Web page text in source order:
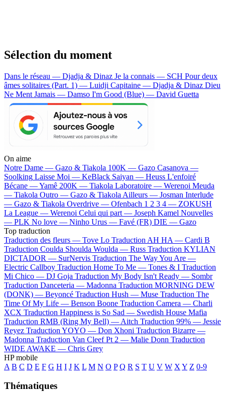
Sélection du moment
Dans le réseau — Djadja & Dinaz Je la connais — SCH Pour deux
âmes solitaires (Part. 1) — Luidji Capitaine — Djadja & Dinaz Dieu
Ne Ment Jamais — Damso I'm Good (Blue) — David Guetta
On aime
Notre Dame — Gazo & Tiakola 100K — Gazo Casanova —
Soolking Laisse Moi — KeBlack Saiyan — Heuss L'enfoiré
Bécane —Yamê 200K — Tiakola Laboratoire — Werenoi Meuda
— Tiakola Outro — Gazo & Tiakola Ailleurs — Josman Interlude
— Gazo & Tiakola Overdrive — Ofenbach 1 2 3 4 — ZOKUSH
La League — Werenoi Celui qui part — Joseph Kamel Nouvelles
— PLK No love — Ninho Urus — Favé (FR) DIE — Gazo
Top traduction
Traduction des fleurs — Tove Lo Traduction AH HA — Cardi B
Traduction Coulda Shoulda Woulda — Russ Traduction KYLIAN
DICTADOR — SurNervis Traduction The Way You Are —
Electric Callboy Traduction Home To Me — Tones & I Traduction
Mi Chico — DJ Goja Traduction My Body Isn't Ready — Sombr
Traduction Danceteria — Madonna Traduction MORNING DEW
(DONK) — Beyoncé Traduction Hush — Muse Traduction The
Time Of My Life — Benson Boone Traduction Camera — Charli
XCX Traduction Happiness is So Sad — Swedish House Mafia
Traduction RMB (Ring My Bell) — Aitch Traduction 99% — Jessie
Reyez Traduction YOYO — Don Xhoni Traduction Bizarre —
Madonna Traduction Van Cleef Pt 2 — Malie Donn Traduction
WIDE AWAKE — Chris Grey
HP mobile
A B C D E F G H I J K L M N O P Q R S T U V W X Y Z 0-9
Thématiques